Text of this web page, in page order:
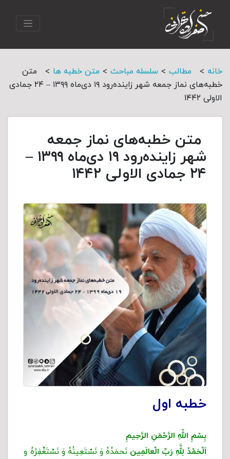
خانه > مطالب > سلسله مباحث > متن خطبه ها >
متن
خطبه‌های نماز جمعه شهر زاینده‌رود ۱۹ دی‌‌ماه ۱۳۹۹ – ۲۴ جمادی
الاولی ۱۴۴۲
متن خطبه‌های نماز جمعه
شهر زاینده‌رود ۱۹ دی‌‌ماه ۱۳۹۹ –
۲۴ جمادی الاولی ۱۴۴۲
خطبه اول
بِسْمِ اللّهِ الرَّحْمَنِ الرَّحِیمِ
اَلْحَمْدُ لِلَّهِ رَبِّ الْعالَمِین نَحمَدُهُ وَ نَسْتَعِینُهُ وَ نَسْتَغْفِرُهُ و